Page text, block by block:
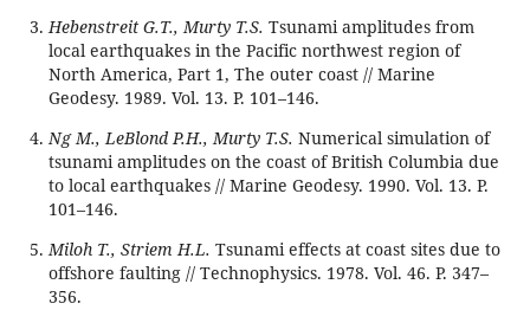
Hebenstreit G.T., Murty T.S. Tsunami amplitudes from
local earthquakes in the Pacific northwest region of
North America, Part 1, The outer coast // Marine
Geodesy. 1989. Vol. 13. P. 101–146.
Ng M., LeBlond P.H., Murty T.S. Numerical simulation of
tsunami amplitudes on the coast of British Columbia due
to local earthquakes // Marine Geodesy. 1990. Vol. 13. P.
101–146.
Miloh Т., Striem H.L. Tsunami effects at coast sites due to
offshore faulting // Technophysics. 1978. Vol. 46. P. 347–
356.